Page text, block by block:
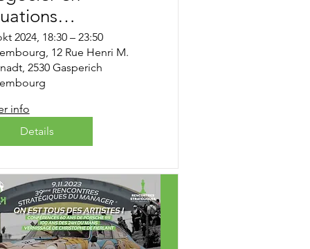
!
2024, 18:30 – 23:50
12 Rue Henri M.
2530 Gasperich
info
Details